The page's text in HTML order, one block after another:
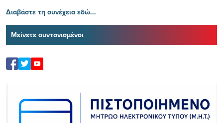
Διαβάστε τη συνέχεια εδώ...
Μείνετε συντονισμένοι